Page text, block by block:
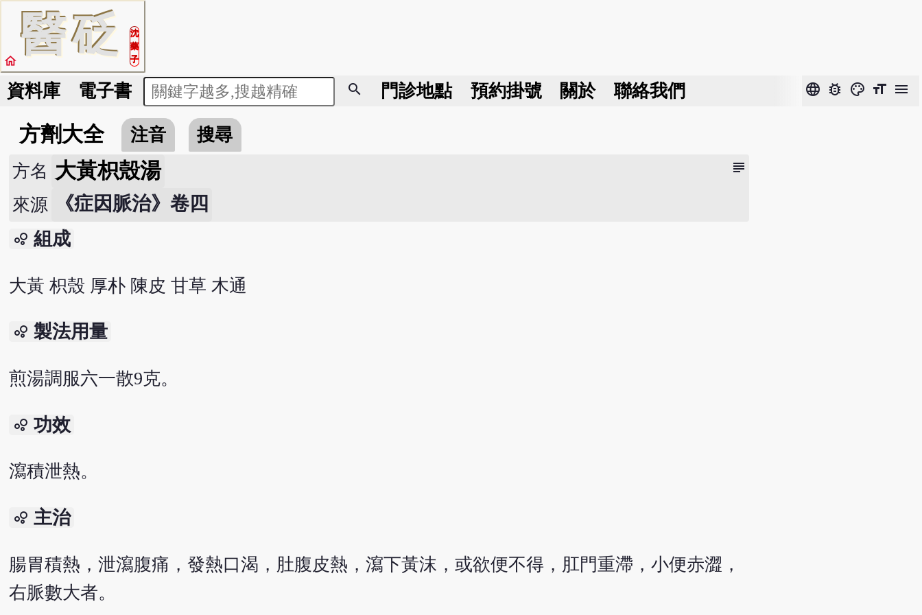
醫砭
沈
藥
子
home
資料庫 電子書 search 門診地點 預約掛號 關於 聯絡我們 language bug_report color_lens format_size menu
方劑大全 注音 搜尋
subject
方名 大黃枳殼湯
來源 《症因脈治》卷四
bubble_chart 組成
大黃 枳殼 厚朴 陳皮 甘草 木通
bubble_chart 製法用量
煎湯調服六一散9克。
bubble_chart 功效
瀉積泄熱。
bubble_chart 主治
腸胃積熱，泄瀉腹痛，發熱口渴，肚腹皮熱，瀉下黃沫，或欲便不得，肛門重滯，小便赤澀，
右脈數大者。